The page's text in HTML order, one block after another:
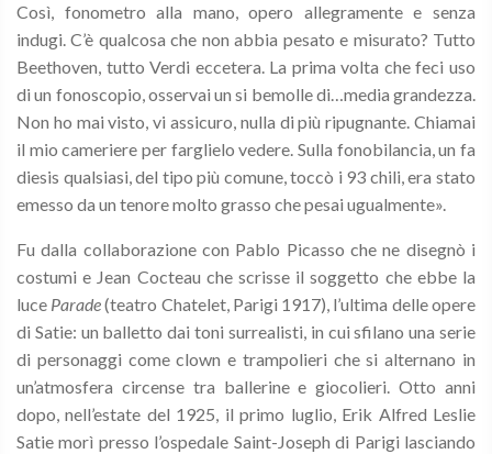
Così, fonometro alla mano, opero allegramente e senza
indugi. C’è qualcosa che non abbia pesato e misurato? Tutto
Beethoven, tutto Verdi eccetera. La prima volta che feci uso
di un fonoscopio, osservai un si bemolle di…media grandezza.
Non ho mai visto, vi assicuro, nulla di più ripugnante. Chiamai
il mio cameriere per farglielo vedere. Sulla fonobilancia, un fa
diesis qualsiasi, del tipo più comune, toccò i 93 chili, era stato
emesso da un tenore molto grasso che pesai ugualmente».
Fu dalla collaborazione con Pablo Picasso che ne disegnò i
costumi e Jean Cocteau che scrisse il soggetto che ebbe la
luce Parade(teatro Chatelet, Parigi 1917), l’ultima delle opere
di Satie: un balletto dai toni surrealisti, in cui sfilano una serie
di personaggi come clown e trampolieri che si alternano in
un’atmosfera circense tra ballerine e giocolieri. Otto anni
dopo, nell’estate del 1925, il primo luglio, Erik Alfred Leslie
Satie morì presso l’ospedale Saint-Joseph di Parigi lasciando